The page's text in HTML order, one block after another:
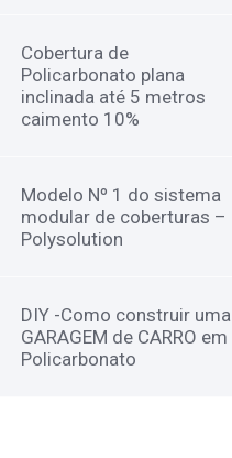
Cobertura de
Policarbonato plana
inclinada até 5 metros
caimento 10%
Modelo Nº 1 do sistema
modular de coberturas –
Polysolution
DIY -Como construir uma
GARAGEM de CARRO em
Policarbonato